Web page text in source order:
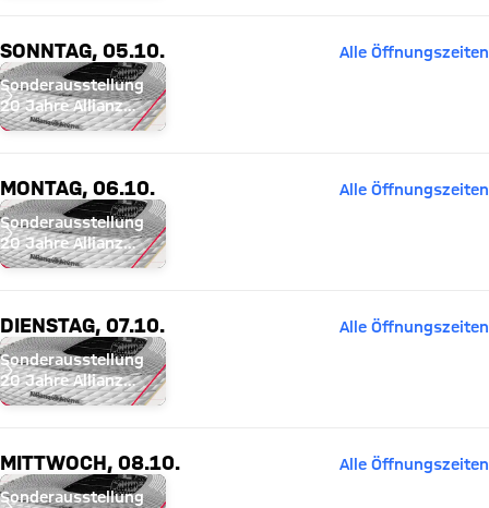
SONNTAG, 05.10.
Alle Öffnungszeiten
Sonderausstellung
20 Jahre Allianz
Arena
MONTAG, 06.10.
Alle Öffnungszeiten
Sonderausstellung
20 Jahre Allianz
Arena
DIENSTAG, 07.10.
Alle Öffnungszeiten
Sonderausstellung
20 Jahre Allianz
Arena
MITTWOCH, 08.10.
Alle Öffnungszeiten
Sonderausstellung